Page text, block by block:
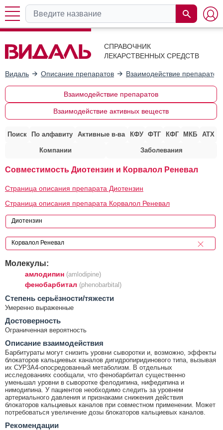
СПРАВОЧНИК
ЛЕКАРСТВЕННЫХ СРЕДСТВ
Видаль Описание препаратов Взаимодействие препаратов
Взаимодействие препаратов
Взаимодействие активных веществ
Поиск По алфавиту Активные в-ва КФУ ФТГ КФГ МКБ АТХ
Компании Заболевания
Совместимость Диотензин и Корвалол Реневал
Страница описания препарата Диотензин
Страница описания препарата Корвалол Реневал
Молекулы:
амлодипин (amlodipine)
фенобарбитал (phenobarbital)
Cтепень серьёзности/тяжести
Умеренно выраженные
Достоверность
Ограниченная вероятность
Описание взаимодействия
Барбитураты могут снизить уровни сыворотки и, возможно, эффекты
блокаторов кальциевых каналов дигидропиридинового типа, вызывая
их СУР3А4-опосредованный метаболизм. В отдельных
исследованиях сообщали, что фенобарбитал существенно
уменьшал уровни в сыворотке фелодипина, нифедипина и
нимодипина. У пациентов необходимо следить за уровнем
артериального давления и признаками снижения действия
блокаторов кальциевых каналов при совместном применении. Может
потребоваться увеличение дозы блокаторов кальциевых каналов.
Рекомендации